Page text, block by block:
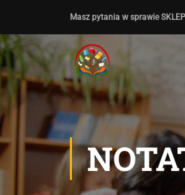
Masz pytania w sprawie